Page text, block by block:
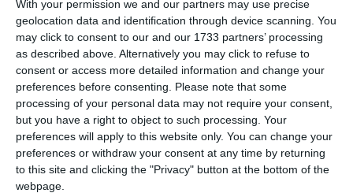
With your permission we and our partners may use precise
geolocation data and identification through device scanning. You
may click to consent to our and our 1733 partners’ processing
as described above. Alternatively you may click to refuse to
consent or access more detailed information and change your
preferences before consenting.
Please note that some
processing of your personal data may not require your consent,
but you have a right to object to such processing. Your
preferences will apply to this website only. You can change your
preferences or withdraw your consent at any time by returning
to this site and clicking the "Privacy" button at the bottom of the
webpage.
alegerile prezidențiale iar un procent de 9% nu știu sau nu
au dorit să răspundă la chestionar.